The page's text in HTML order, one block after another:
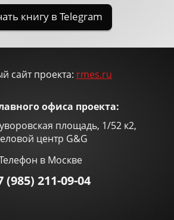
сайт проекта: rmes.ru
офиса проекта:
площадь, 1/52 к2,
центр G&G
в Москве
(985) 211-09-04